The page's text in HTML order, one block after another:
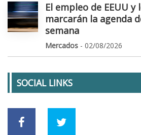
El empleo de EEUU
marcarán la agenda
semana
Mercados - 02/08/2026
SOCIAL LINKS